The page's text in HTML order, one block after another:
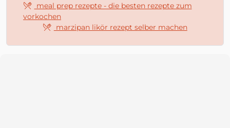
meal prep rezepte - die besten rezepte zum
vorkochen
marzipan likör rezept selber machen